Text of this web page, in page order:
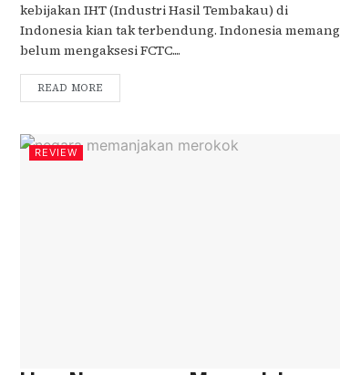
kebijakan IHT (Industri Hasil Tembakau) di
Indonesia kian tak terbendung. Indonesia memang
belum mengaksesi FCTC....
READ MORE
REVIEW